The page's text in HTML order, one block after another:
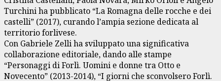
Turchini ha pubblicato “La Romagna delle rocche e dei
castelli” (2017), curando l’ampia sezione dedicata al
territorio forlivese.
Con Gabriele Zelli ha sviluppato una significativa
collaborazione editoriale, dando alle stampe
“Personaggi di Forlì. Uomini e donne tra Otto e
Novecento” (2013-2014), “I giorni che sconvolsero Forlì.